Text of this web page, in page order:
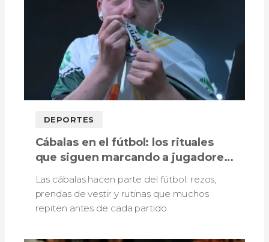
DEPORTES
Cábalas en el fútbol: los rituales
que siguen marcando a jugadores,
Las cábalas hacen parte del fútbol: rezos,
prendas de vestir y rutinas que muchos
repiten antes de cada partido.